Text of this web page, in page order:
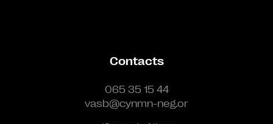
Contacts
065 35 15 44
vasb@cynmn-neg.or